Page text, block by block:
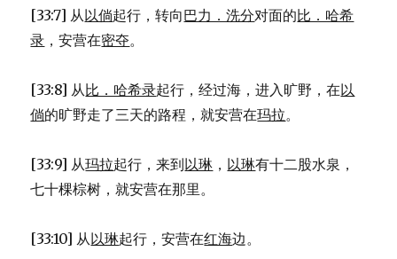
[33:7] 从以倘起行，转向巴力．洗分对面的比．哈希
录 ，安营在密夺。
[33:8] 从比．哈希录起行，经过海，进入旷野，在以
倘的旷野走了三天的路程，就安营在玛拉。
[33:9] 从玛拉起行，来到以琳 ， 以琳有十二股水泉，
七十棵棕树，就安营在那里。
[33:10] 从以琳起行，安营在红海边。